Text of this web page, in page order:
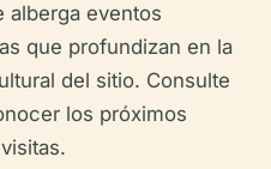
alberga eventos
que profundizan en la
del sitio. Consulte
los próximos